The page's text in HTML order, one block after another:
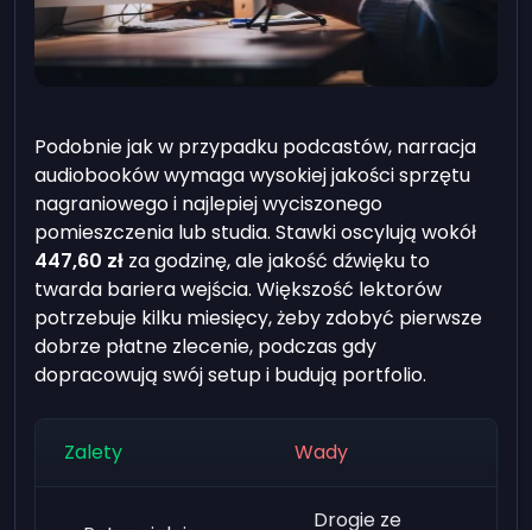
Podobnie jak w przypadku podcastów, narracja
audiobooków wymaga wysokiej jakości sprzętu
nagraniowego i najlepiej wyciszonego
pomieszczenia lub studia. Stawki oscylują wokół
447,60 zł za godzinę, ale jakość dźwięku to
twarda bariera wejścia. Większość lektorów
potrzebuje kilku miesięcy, żeby zdobyć pierwsze
dobrze płatne zlecenie, podczas gdy
dopracowują swój setup i budują portfolio.
Zalety Wady
Drogie ze